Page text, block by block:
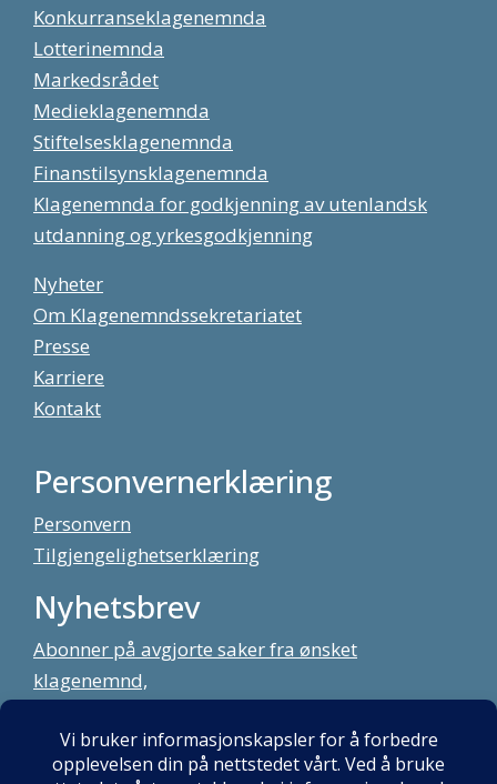
Konkurranseklagenemnda
Lotterinemnda
Markedsrådet
Medieklagenemnda
Stiftelsesklagenemnda
Finanstilsynsklagenemnda
Klagenemnda for godkjenning av utenlandsk
utdanning og yrkesgodkjenning
Nyheter
Om Klagenemndssekretariatet
Presse
Karriere
Kontakt
Personvernerklæring
Personvern
Tilgjengelighetserklæring
Nyhetsbrev
Abonner på avgjorte saker fra ønsket
klagenemnd,